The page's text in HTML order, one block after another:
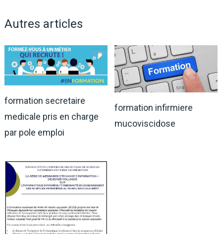
Autres articles
formation secretaire
medicale pris en charge
par pole emploi
formation infirmiere
mucoviscidose